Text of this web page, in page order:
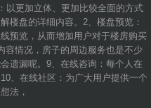
以更加立体、更加比较全面的方式
楼盘的详细内容。2、楼盘预览：
预览，从而增加用户对于楼房购买
容情况，房子的周边服务也是不少
遗漏呢。9、在线咨询：每个人在
、在线社区：为广大用户提供一个
法，